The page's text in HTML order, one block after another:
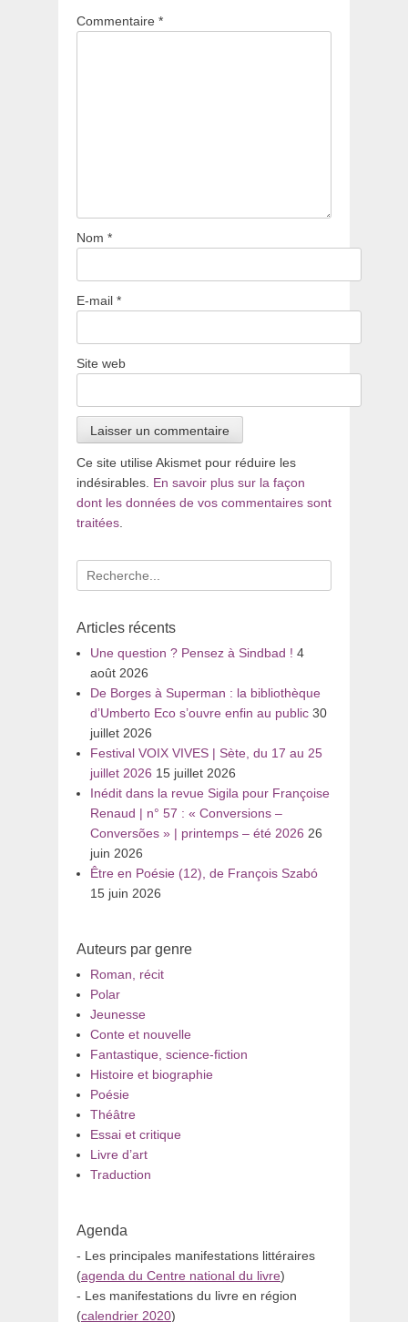
Commentaire *
Nom *
E-mail *
Site web
Ce site utilise Akismet pour réduire les
indésirables. En savoir plus sur la façon
dont les données de vos commentaires sont
traitées
Recherche
pour
Articles récents
Une question ? Pensez à Sindbad ! 4
août 2026
De Borges à Superman : la bibliothèque
d’Umberto Eco s’ouvre enfin au public 30
juillet 2026
Festival VOIX VIVES | Sète, du 17 au 25
juillet 2026 15 juillet 2026
Inédit dans la revue Sigila pour Françoise
Renaud | n° 57 : « Conversions –
Conversões » | printemps – été 2026 26
juin 2026
Être en Poésie (12), de François Szabó
15 juin 2026
Auteurs par genre
Roman, récit
Polar
Jeunesse
Conte et nouvelle
Fantastique, science-fiction
Histoire et biographie
Poésie
Théâtre
Essai et critique
Livre d’art
Traduction
Agenda
- Les principales manifestations littéraires
(agenda du Centre national du livre)
- Les manifestations du livre en région
(calendrier 2020)